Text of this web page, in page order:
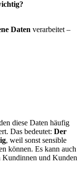
Daten verarbeitet –
diese Daten häufig
Das bedeutet: Der
, weil sonst sensible
können. Es kann auch
Kundinnen und Kunden